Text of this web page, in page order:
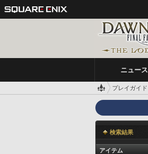
ニュース
プレイガイド
検索結果
アイテム